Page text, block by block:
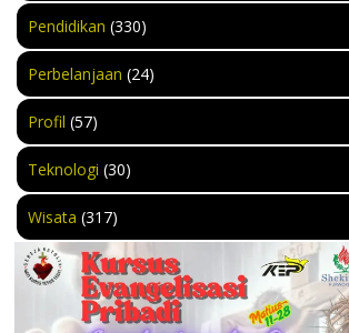
Pendidikan (330)
Perbelanjaan (24)
Profil (57)
Teknologi (30)
Wisata (317)